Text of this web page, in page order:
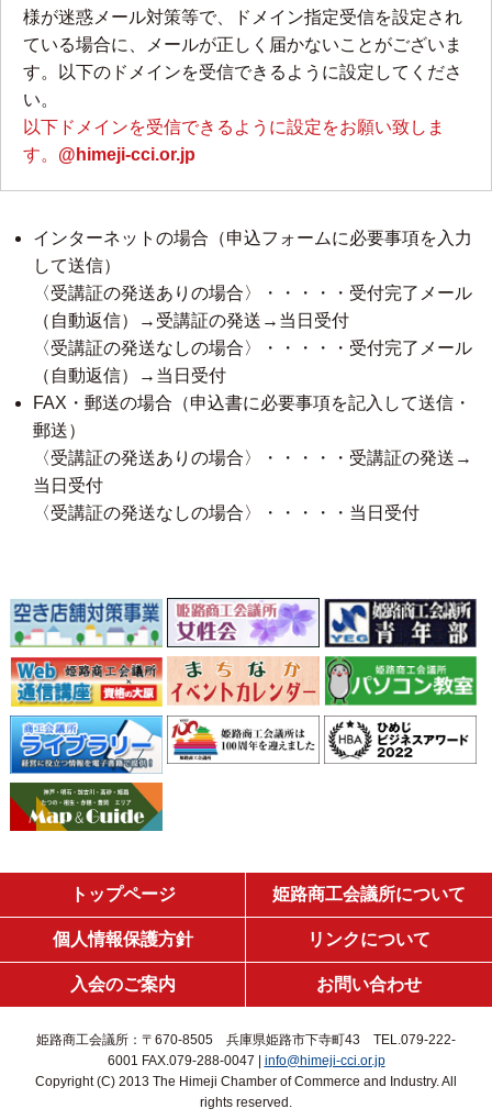
様が迷惑メール対策等で、ドメイン指定受信を設定され
ている場合に、メールが正しく届かないことがございま
す。以下のドメインを受信できるように設定してくださ
い。
以下ドメインを受信できるように設定をお願い致しま
す。 @himeji-cci.or.jp
インターネットの場合（申込フォームに必要事項を入力
して送信）
〈受講証の発送ありの場合〉・・・・・受付完了メール
（自動返信）→受講証の発送→当日受付
〈受講証の発送なしの場合〉・・・・・受付完了メール
（自動返信）→当日受付
FAX・郵送の場合（申込書に必要事項を記入して送信・
郵送）
〈受講証の発送ありの場合〉・・・・・受講証の発送→
当日受付
〈受講証の発送なしの場合〉・・・・・当日受付
トップページ 姫路商工会議所について
個人情報保護方針 リンクについて
入会のご案内 お問い合わせ
姫路商工会議所：〒670-8505 兵庫県姫路市下寺町43 TEL.079-222-
6001 FAX.079-288-0047 | info@himeji-cci.or.jp
Copyright (C) 2013 The Himeji Chamber of Commerce and Industry. All
rights reserved.